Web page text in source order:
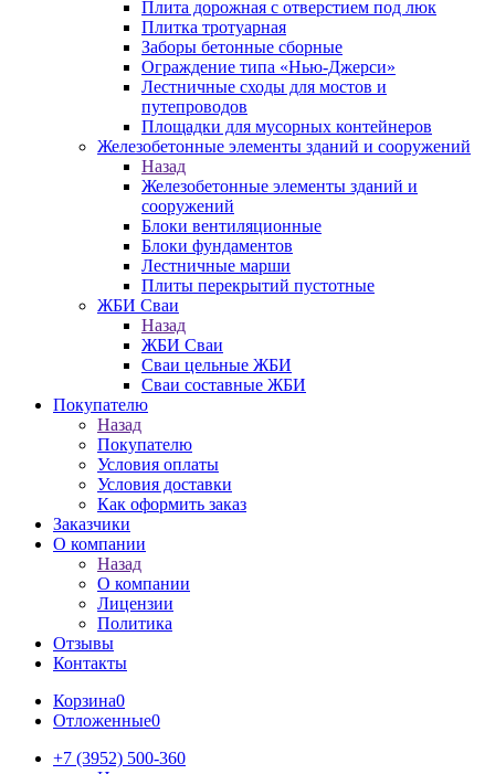
Плита дорожная с отверстием под люк
Плитка тротуарная
Заборы бетонные сборные
Ограждение типа «Нью-Джерси»
Лестничные сходы для мостов и
путепроводов
Площадки для мусорных контейнеров
Железобетонные элементы зданий и сооружений
Назад
Железобетонные элементы зданий и
сооружений
Блоки вентиляционные
Блоки фундаментов
Лестничные марши
Плиты перекрытий пустотные
ЖБИ Сваи
Назад
ЖБИ Сваи
Сваи цельные ЖБИ
Сваи составные ЖБИ
Покупателю
Назад
Покупателю
Условия оплаты
Условия доставки
Как оформить заказ
Заказчики
О компании
Назад
О компании
Лицензии
Политика
Отзывы
Контакты
Корзина0
Отложенные0
+7 (3952) 500-360